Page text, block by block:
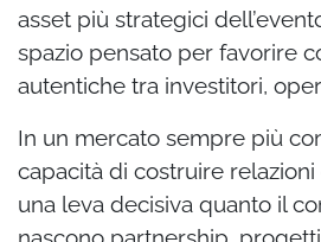
asset più strategici
spazio pensato per favorire
autentiche tra investitori,
In un mercato sempre più
capacità di costruire
una leva decisiva quanto il